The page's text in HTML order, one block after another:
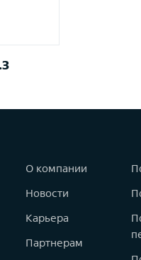
О компании
Новости
Карьера
Партнерам